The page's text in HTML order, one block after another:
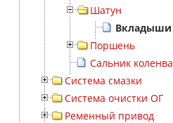
Шатун
Поршень
Сальник
Система смазки
Система очистки ОГ
Ременный привод